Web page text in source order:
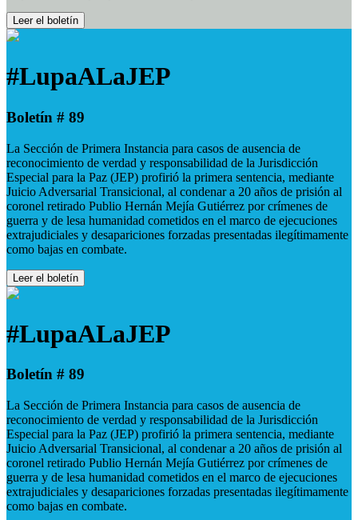
Leer el boletín
#LupaALaJEP
Boletín # 89
La Sección de Primera Instancia para casos de ausencia de
reconocimiento de verdad y responsabilidad de la Jurisdicción
Especial para la Paz (JEP) profirió la primera sentencia, mediante
Juicio Adversarial Transicional, al condenar a 20 años de prisión al
coronel retirado Publio Hernán Mejía Gutiérrez por crímenes de
guerra y de lesa humanidad cometidos en el marco de ejecuciones
extrajudiciales y desapariciones forzadas presentadas ilegítimamente
como bajas en combate.
Leer el boletín
#LupaALaJEP
Boletín # 89
La Sección de Primera Instancia para casos de ausencia de
reconocimiento de verdad y responsabilidad de la Jurisdicción
Especial para la Paz (JEP) profirió la primera sentencia, mediante
Juicio Adversarial Transicional, al condenar a 20 años de prisión al
coronel retirado Publio Hernán Mejía Gutiérrez por crímenes de
guerra y de lesa humanidad cometidos en el marco de ejecuciones
extrajudiciales y desapariciones forzadas presentadas ilegítimamente
como bajas en combate.